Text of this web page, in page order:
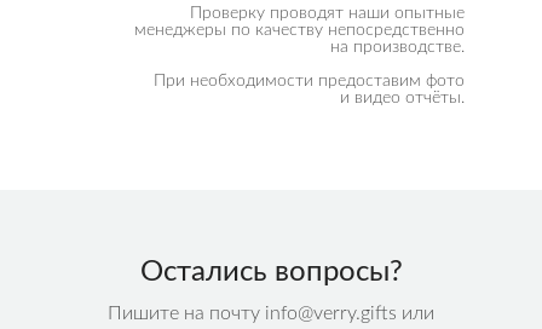
Проверку проводят наши опытные
менеджеры по качеству непосредственно
на производстве.
При необходимости предоставим фото
и видео отчёты.
Пишите на почту info@verry.gifts или
Остались вопросы?